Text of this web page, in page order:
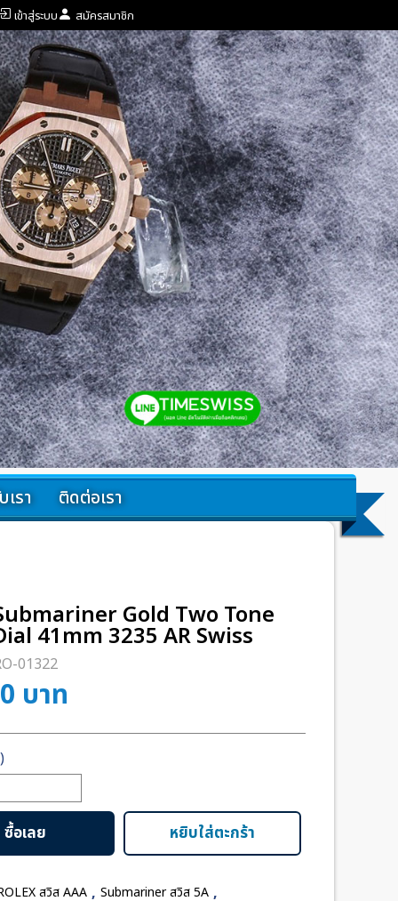
เข้าสู่ระบบ สมัครสมาชิก
เรา ติดต่อเรา
Gold Two Tone
41mm 3235 AR Swiss
01322
บาท
หยิบใส่ตะกร้า
ซื้อเลย
สวิส AAA , Submariner สวิส 5A ,